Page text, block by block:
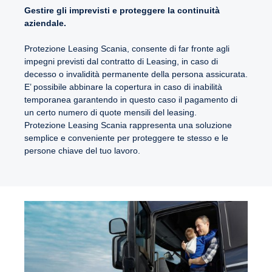
Gestire gli imprevisti e proteggere la continuità
aziendale.
Protezione Leasing Scania, consente di far fronte agli
impegni previsti dal contratto di Leasing, in caso di
decesso o invalidità permanente della persona assicurata.
E’ possibile abbinare la copertura in caso di inabilità
temporanea garantendo in questo caso il pagamento di
un certo numero di quote mensili del leasing.
Protezione Leasing Scania rappresenta una soluzione
semplice e conveniente per proteggere te stesso e le
persone chiave del tuo lavoro.
tuo investimento
Full Kasko Scaniaè un prodotto di
ASSICURATRICE VALPIAVE SPA distribuito in